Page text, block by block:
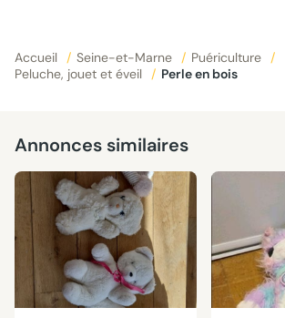
Accueil / Seine-et-Marne / Puériculture
/
Peluche, jouet et éveil
/ Perle en bois
Annonces similaires